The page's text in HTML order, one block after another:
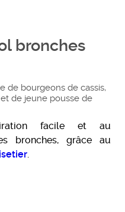
bronches
de bourgeons de cassis,
de jeune pousse de
facile et au
bronches, grâce au
.